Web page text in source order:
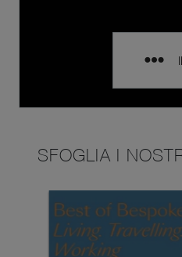
SFOGLIA I